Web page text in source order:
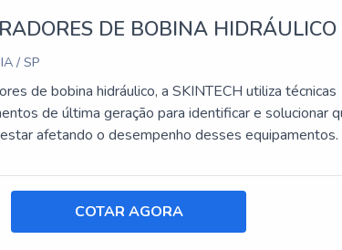
DE BOBINA HIDRÁULICO
/ SP
de bobina hidráulico, a SKINTECH utiliza técnicas
de última geração para identificar e solucionar
afetando o desempenho desses equipamentos.
COTAR AGORA